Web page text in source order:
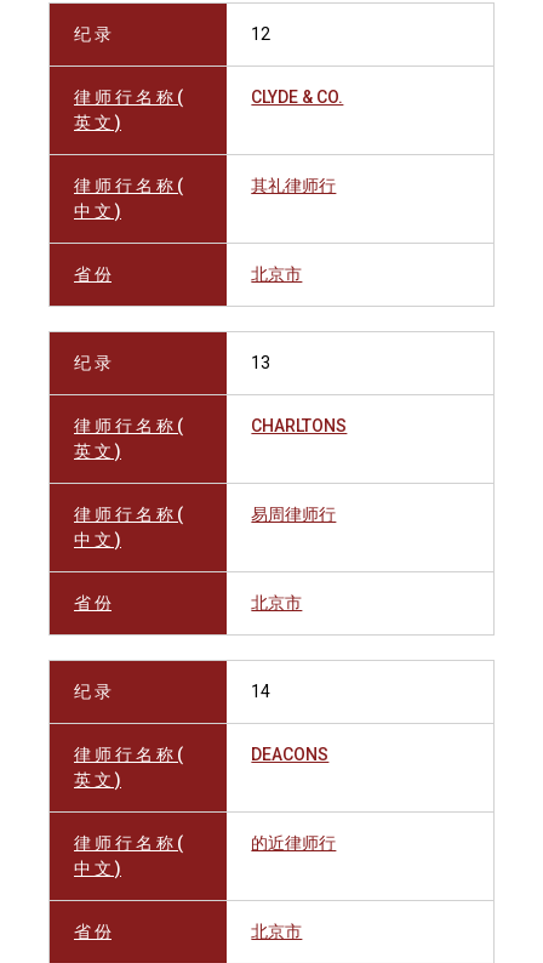
纪 录 12
律 师 行 名 称 (
英 文 )
CLYDE & CO.
律 师 行 名 称 (
中 文 )
其礼律师行
省 份 北京市
纪 录 13
律 师 行 名 称 (
英 文 )
CHARLTONS
律 师 行 名 称 (
中 文 )
易周律师行
省 份 北京市
纪 录 14
律 师 行 名 称 (
英 文 )
DEACONS
律 师 行 名 称 (
中 文 )
的近律师行
省 份 北京市